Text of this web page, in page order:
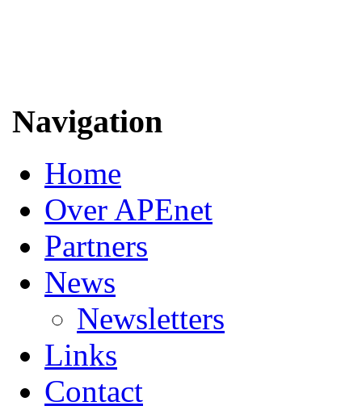
Navigation
Home
Over APEnet
Partners
News
Newsletters
Links
Contact